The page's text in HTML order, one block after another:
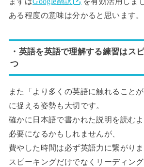
ある程度の意味は分かると思います。
・英語を英語で理解する練習はス
つ
また「より多くの英語に触れること
に捉える姿勢も大切です。
確かに日本語で書かれた説明を読む
必要になるかもしれませんが、
費やした時間は必ず英語力に繋がりま
スピーキングだけでなくリーディン